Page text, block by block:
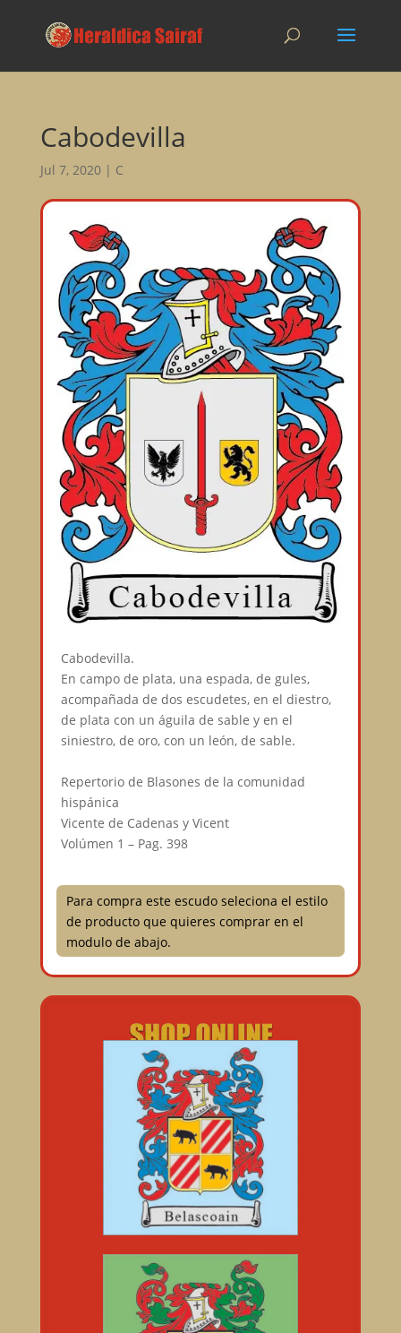
Cabodevilla
Jul 7, 2020| C
Cabodevilla.⠀
En campo de plata, una espada, de gules,
acompañada de dos escudetes, en el diestro,
de plata con un águila de sable y en el
siniestro, de oro, con un león, de sable.⠀
Repertorio de Blasones de la comunidad
hispánica⠀
Vicente de Cadenas y Vicent⠀
Volúmen 1 – Pag. 398
Para compra este escudo seleciona el estilo
de producto que quieres comprar en el
modulo de abajo.